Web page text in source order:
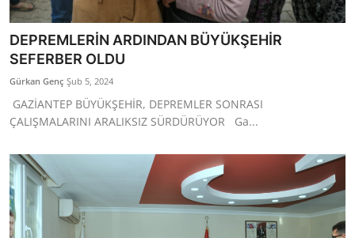
DEPREMLERİN ARDINDAN BÜYÜKŞEHİR
SEFERBER OLDU
Gürkan Genç Şub 5, 2024
GAZİANTEP BÜYÜKŞEHİR, DEPREMLER SONRASI
ÇALIŞMALARINI ARALIKSIZ SÜRDÜRÜYOR Ga...